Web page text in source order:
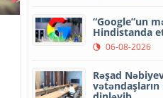
“Google”un
Hindistanda
06-08-2026
Rəşad